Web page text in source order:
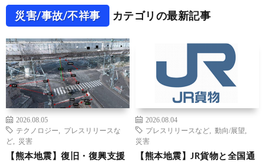
災害/事故/不祥事 カテゴリの最新記事
2026.08.05
テクノロジー
プレスリリースな
ど
災害
【熊本地震】復旧・復興支援
2026.08.04
プレスリリースなど
動向/展望
災害
【熊本地震】JR貨物と全国通